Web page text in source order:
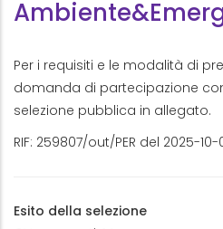
Per i requisiti e le modalità di
domanda di partecipazione
selezione pubblica in allegato.
RIF: 259807/out/PER del 2025-10-
Esito della selezione